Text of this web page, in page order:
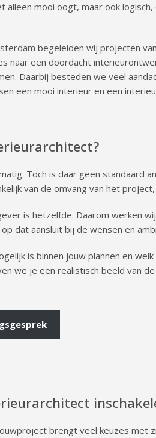
alleen mooi oogt, maar ook
begeleiden wij projecten
naar een doordacht
Daarbij besteden we veel
een mooi interieur en een
Toch is daar geen standaard
van de omvang van het
is hetzelfde. Daarom werken
dat aansluit bij de wensen en
is binnen jouw plannen en
we je een realistisch beeld van
brengt veel keuzes met